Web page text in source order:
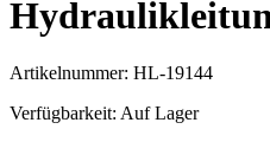
Artikelnummer: HL-19144
Verfügbarkeit: Auf Lager